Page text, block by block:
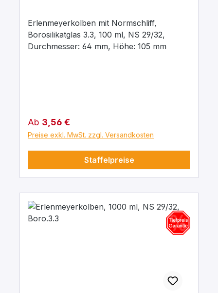
Erlenmeyerkolben mit Normschliff,
Borosilikatglas 3.3, 100 ml, NS 29/32,
Durchmesser: 64 mm, Höhe: 105 mm
Regulärer Preis:
Ab 3,56 €
Preise exkl. MwSt. zzgl. Versandkosten
Staffelpreise